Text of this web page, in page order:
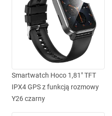
Smartwatch Hoco 1,81" TFT
IPX4 GPS z funkcją rozmowy
Y26 czarny